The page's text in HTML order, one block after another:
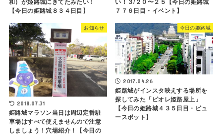
和）が姫路城にきてたみたい！
【今日の姫路城８３４日目】
い！３/２０〜２５【今日の姫路城
７７６日目・イベント】
お知らせ
2018.07.31
姫路城マラソン当日は周辺定番駐
車場はすべて使えませんので注意
しましょう！穴場紹介！【今日の
今日の姫路城
2017.04.26
姫路城がインスタ映えする場所を
探してみた「ピオレ姫路屋上」
【今日の姫路城４３５日目・ビュ
ースポット】